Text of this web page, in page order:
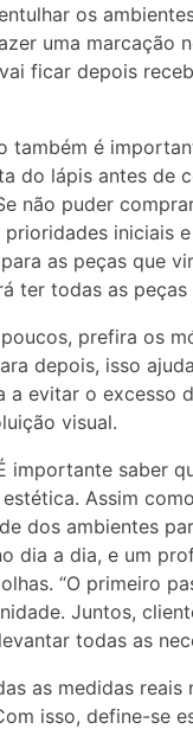
os
uma marcação
ficar depois
também é
do lápis antes de
não puder
iniciais
as peças que
ter todas as peças
prefira os
depois, isso
a evitar o excesso
visual.
importante saber
Assim
dos ambientes
dia a dia, e um
“O primeiro
Juntos,
todas as
as medidas
isso, define-se